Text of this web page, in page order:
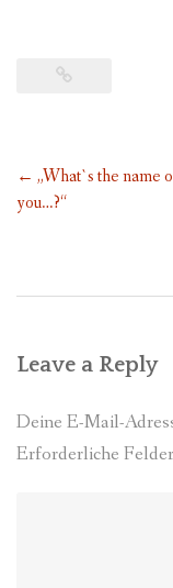
Post
navigation
← „What`s the name
you…?“
Leave a Reply
Deine E-Mail-
Erforderliche